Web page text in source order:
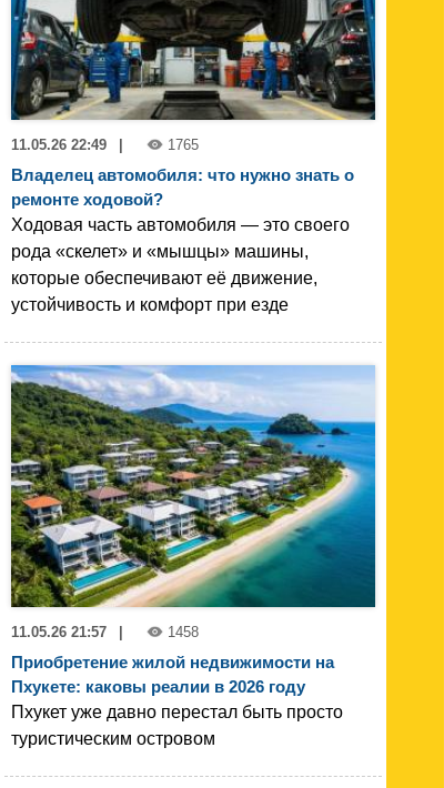
11.05.26 22:49 | 1765
Владелец автомобиля: что нужно знать о
ремонте ходовой?
Ходовая часть автомобиля — это своего
рода «скелет» и «мышцы» машины,
которые обеспечивают её движение,
устойчивость и комфорт при езде
11.05.26 21:57 1458
Приобретение жилой недвижимости на
Пхукете: каковы реалии в 2026 году
Пхукет уже давно перестал быть просто
туристическим островом